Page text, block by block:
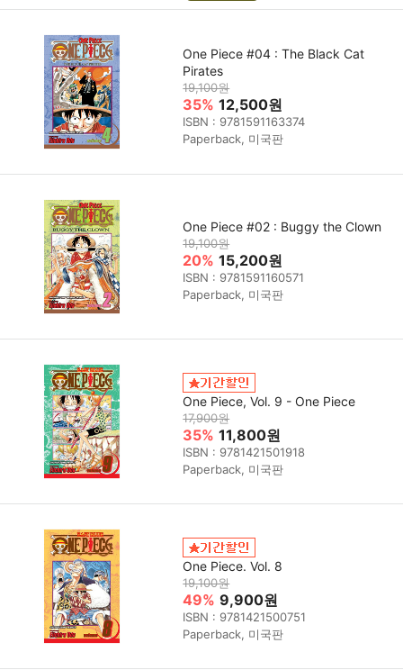
One Piece #04 : The Black Cat
Pirates
19,100원
35% 12,500원
ISBN : 9781591163374
Paperback, 미국판
One Piece #02 : Buggy the Clown
19,100원
20% 15,200원
ISBN : 9781591160571
Paperback, 미국판
One Piece, Vol. 9 - One Piece
17,900원
35% 11,800원
ISBN : 9781421501918
Paperback, 미국판
One Piece. Vol. 8
19,100원
49% 9,900원
ISBN : 9781421500751
Paperback, 미국판